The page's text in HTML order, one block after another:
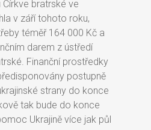
bratrské ve
v září tohoto roku,
téměř 164 000 Kč a
darem z ústředí
Finanční prostředky
postupně
strany do konce
tak bude do konce
Ukrajině více jak půl